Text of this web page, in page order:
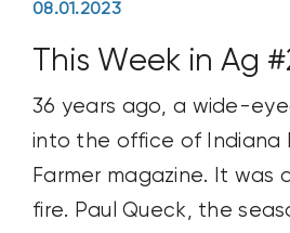
08.01.2023
This Week in Ag
36 years ago, a wide-
into the office of Indiana
Farmer magazine. It was
fire. Paul Queck, the